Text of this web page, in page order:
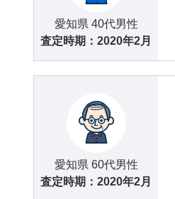
愛知県 40代男性
査定時期： 2020年2月
愛知県 60代男性
査定時期： 2020年2月